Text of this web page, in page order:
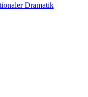
Dramatik